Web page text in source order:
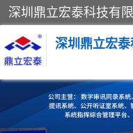
深圳鼎立宏
同步录音录像设备